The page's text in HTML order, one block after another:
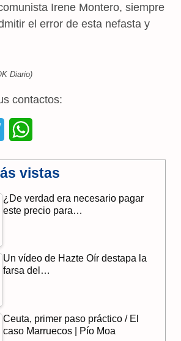
Irene Montero, siempre
el error de esta nefasta y
Diario)
contactos:
l
e
a
a
t
p
vistas
¿De verdad era necesario pagar
este precio para…
Un vídeo de Hazte Oír destapa la
farsa del…
Ceuta, primer paso práctico / El
caso Marruecos | Pío Moa